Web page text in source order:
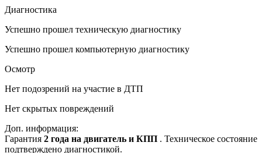
Диагностика
Успешно прошел техническую диагностику
Успешно прошел компьютерную диагностику
Осмотр
Нет подозрений на участие в ДТП
Нет скрытых повреждений
Доп. информация:
Гарантия 2 года на двигатель и КПП . Техническое состояние
подтверждено диагностикой.